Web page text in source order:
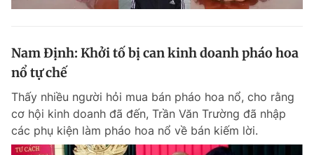
Nam Định: Khởi tố bị can kinh doanh pháo hoa
nổ tự chế
Thấy nhiều người hỏi mua bán pháo hoa nổ, cho rằng
cơ hội kinh doanh đã đến, Trần Văn Trường đã nhập
các phụ kiện làm pháo hoa nổ về bán kiếm lời.